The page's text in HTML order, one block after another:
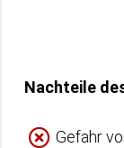
Nachteile
Gefahr